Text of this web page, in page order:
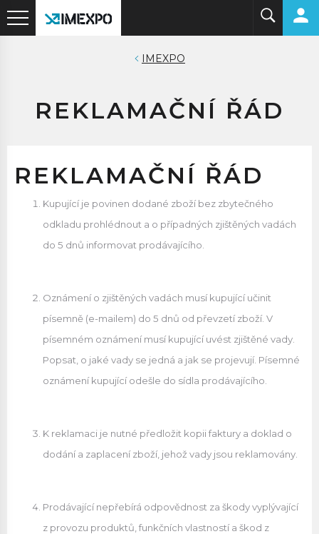
IMEXPO
REKLAMAČNÍ ŘÁD
REKLAMAČNÍ ŘÁD
Kupující je povinen dodané zboží bez zbytečného
odkladu prohlédnout a o případných zjištěných vadách
do 5 dnů informovat prodávajícího.
Oznámení o zjištěných vadách musí kupující učinit
písemně (e-mailem) do 5 dnů od převzetí zboží. V
písemném oznámení musí kupující uvést zjištěné vady.
Popsat, o jaké vady se jedná a jak se projevují. Písemné
oznámení kupující odešle do sídla prodávajícího.
K reklamaci je nutné předložit kopii faktury a doklad o
dodání a zaplacení zboží, jehož vady jsou reklamovány.
Prodávající nepřebírá odpovědnost za škody vyplývající
z provozu produktů, funkčních vlastností a škod z